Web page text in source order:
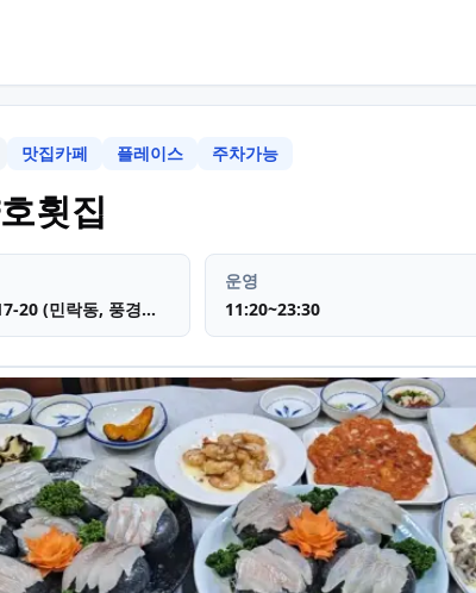
맛집카페 플레이스 주차가능
횟집
부산 수영구 광안해변로344번길 17-20 (민락동, 풍경타워) 4층 광안리 진양호횟집
운영
11:20~23:30